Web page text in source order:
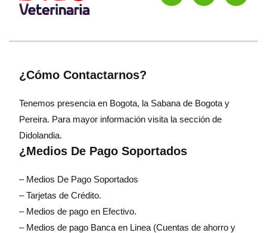
¿Cómo Contactarnos?
Tenemos presencia en Bogota, la Sabana de Bogota y
Pereira. Para mayor información visita la sección de
Didolandia.
¿Medios De Pago Soportados
– Medios De Pago Soportados
– Tarjetas de Crédito.
– Medios de pago en Efectivo.
– Medios de pago Banca en Linea (Cuentas de ahorro y